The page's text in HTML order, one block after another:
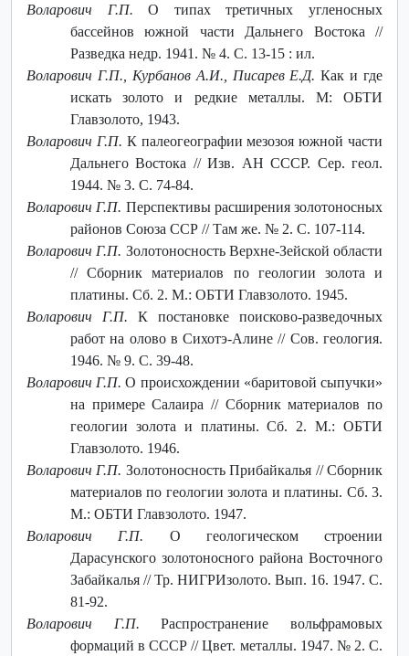
Воларович Г.П. О типах третичных угленосных
бассейнов южной части Дальнего Востока //
Разведка недр. 1941. № 4. С. 13-15 : ил.
Воларович Г.П., Курбанов А.И., Писарев Е.Д.Как и где
искать золото и редкие металлы. М: ОБТИ
Главзолото, 1943.
Воларович Г.П. К палеогеографии мезозоя южной части
Дальнего Востока // Изв. АН СССР. Сер. геол.
1944. № 3. С. 74-84.
Воларович Г.П. Перспективы расширения золотоносных
районов Союза ССР // Там же. № 2. С. 107-114.
Воларович Г.П. Золотоносность Верхне-Зейской области
// Сборник материалов по геологии золота и
платины. Сб. 2. М.: ОБТИ Главзолото. 1945.
Воларович Г.П. К постановке поисково-разведочных
работ на олово в Сихотэ-Алине // Сов. геология.
1946. № 9. С. 39-48.
Воларович Г.П. О происхождении «баритовой сыпучки»
на примере Салаира // Сборник материалов по
геологии золота и платины. Сб. 2. М.: ОБТИ
Главзолото. 1946.
Воларович Г.П. Золотоносность Прибайкалья // Сборник
материалов по геологии золота и платины. Сб. 3.
М.: ОБТИ Главзолото. 1947.
Воларович Г.П. О геологическом строении
Дарасунского золотоносного района Восточного
Забайкалья // Тр. НИГРИзолото. Вып. 16. 1947. С.
81-92.
Воларович Г.П. Распространение вольфрамовых
формаций в СССР // Цвет. металлы. 1947. № 2. С.